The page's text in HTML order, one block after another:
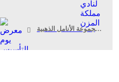
معرض يوم التأسيس 2024 الافتراضي الثاني لمجموعة الأنامل الذهبية